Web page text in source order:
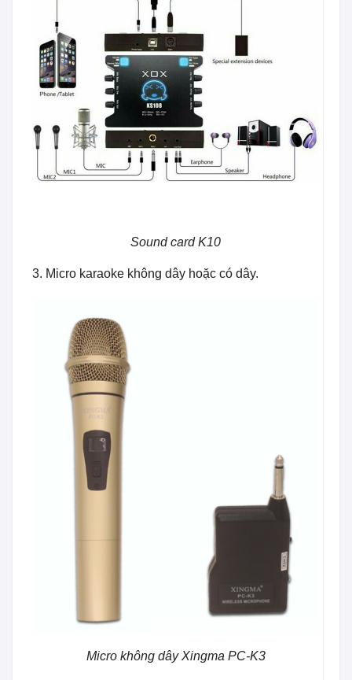
Sound card K10
3. Micro karaoke không dây hoặc có dây.
Micro không dây Xingma PC-K3